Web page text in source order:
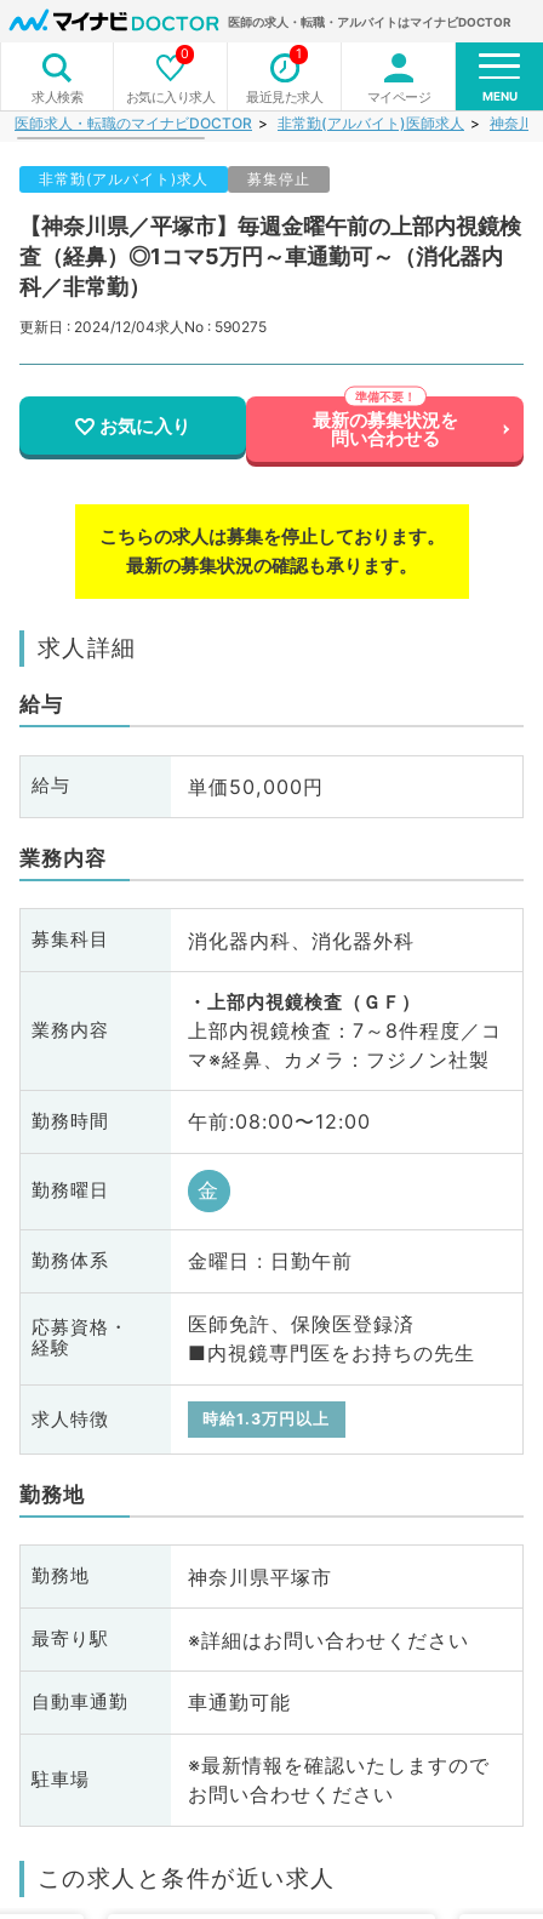
医師の求人・転職・アルバイトはマイナビDOCTOR
求人検索 お気に入り求人
0
最近見た求人
1
マイページ MENU
医師求人・転職のマイナビDOCTOR 非常勤(アルバイト)医師求人 神奈川
非常勤(アルバイト)求人 募集停止
【神奈川県／平塚市】毎週金曜午前の上部内視鏡検
査（経鼻）◎1コマ5万円～車通勤可～（消化器内
科／非常勤）
更新日 : 2024/12/04求人No : 590275
お気に入り 最新の募集状況を
問い合わせる
こちらの求人は募集を停止しております。
最新の募集状況の確認も承ります。
求人詳細
給与
給与 単価50,000円
業務内容
募集科目 消化器内科、消化器外科
業務内容
上部内視鏡検査（ＧＦ）
上部内視鏡検査：7～8件程度／コ
マ※経鼻、カメラ：フジノン社製
勤務時間 午前:08:00〜12:00
勤務曜日 金
勤務体系 金曜日 : 日勤午前
応募資格・
経験
医師免許、保険医登録済
■内視鏡専門医をお持ちの先生
求人特徴 時給1.3万円以上
勤務地
勤務地 神奈川県平塚市
最寄り駅 ※詳細はお問い合わせください
自動車通勤 車通勤可能
駐車場
※最新情報を確認いたしますので
お問い合わせください
この求人と条件が近い求人